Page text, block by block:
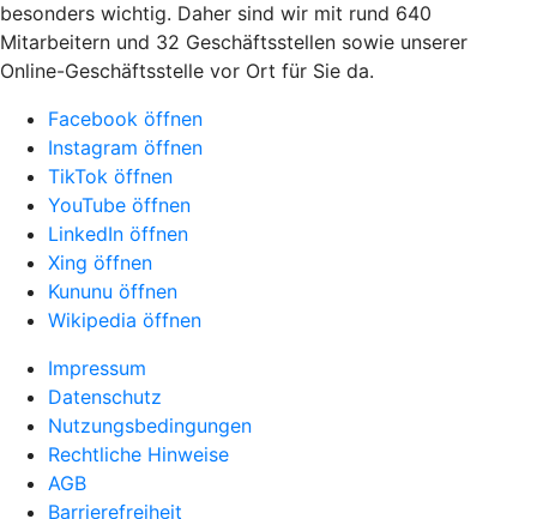
besonders wichtig. Daher sind wir mit rund 640
Mitarbeitern und 32 Geschäftsstellen sowie unserer
Online-Geschäftsstelle vor Ort für Sie da.
Facebook öffnen
Instagram öffnen
TikTok öffnen
YouTube öffnen
LinkedIn öffnen
Xing öffnen
Kununu öffnen
Wikipedia öffnen
Impressum
Datenschutz
Nutzungsbedingungen
Rechtliche Hinweise
AGB
Barrierefreiheit